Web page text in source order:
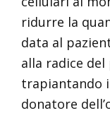
ridurre la
data al
alla radice
trapiantando
donatore